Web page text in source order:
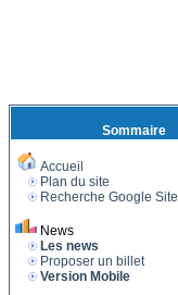
Sommaire
Accueil
Plan du site
Recherche Google Site
News
Les news
Proposer un billet
Version Mobile